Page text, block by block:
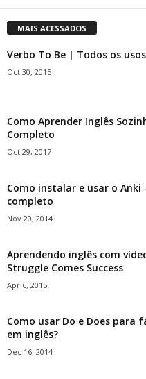
MAIS ACESSADOS
Verbo To Be | Todos os
Oct 30, 2015
Como Aprender Inglês
Completo
Oct 29, 2017
Como instalar e usar o Anki
completo
Nov 20, 2014
Aprendendo inglês com
Struggle Comes Success
Apr 6, 2015
Como usar Do e Does para
em inglês?
Dec 16, 2014